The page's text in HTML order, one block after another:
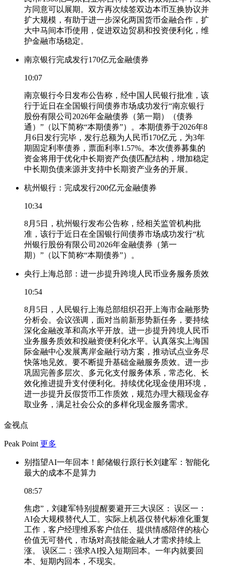
方同意可以展期。双方再次续签双边本币互换协议并
扩大规模，有助于进一步深化两国货币金融合作，扩
大中马间本币使用，促进双边贸易和投资便利化，维
护金融市场稳定。
南京银行完成发行170亿元金融债券
10:07
南京银行今日发布公告称，经中国人民银行批准，该
行于近日在全国银行间债券市场成功发行“南京银行
股份有限公司2026年金融债券（第一期）（债券
通）”（以下简称“本期债券”）。本期债券于2026年8
月6日发行完毕，发行总额为人民币170亿元，为3年
期固定利率债券，票面利率1.57%。本次债券募集的
资金将用于优化中长期资产负债匹配结构，增加稳定
中长期负债来源并支持中长期资产业务的开展。
杭州银行：完成发行200亿元金融债券
10:34
8月5日，杭州银行发布公告称，经相关监管机构批
准，该行于近日在全国银行间债券市场成功发行“杭
州银行股份有限公司2026年金融债券（第一
期）”（以下简称“本期债券”）。
央行上海总部：进一步提升跨境人民币业务服务质效
10:54
8月5日，人民银行上海总部组织召开上海市金融形势
分析会。会议强调，面对当前新形势新任务，要持续
深化金融改革和高水平开放。进一步提升跨境人民币
业务服务质效和投融资便利化水平。认真落实上海国
际金融中心发展离岸金融行动方案，推动试点业务尽
快落地见效。要不断提升基础金融服务质效。进一步
巩固完善多层次、多元化支付服务体系，常态化、长
效化推进提升支付便利化。持续优化现金使用环境，
进一步提升反假货币工作质效，规范办理大额现金存
取业务，满足社会公众的多样化现金服务需求。
金视点
Peak Point 更多
别指望AI一年回本！邮储银行原行长刘建军：智能化
最大的成本不是算力
08:57
焦虑”，刘建军特别提醒要避开三大误区： 误区一：
AI会大规模替代人工。实际上机器仅替代标准化重复
工作，客户经理维系客户信任、提供情感陪伴的核心
价值无可替代，市场对高技能金融人才需求持续上
涨。 误区二：强求AI投入短期回本。一年内就要回
本、短期内回本，不现实。